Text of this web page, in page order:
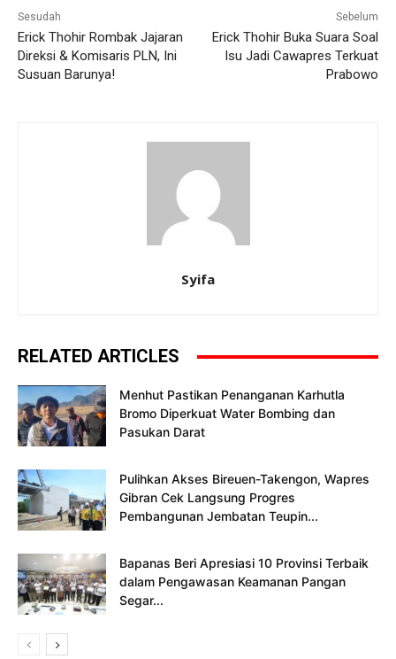
Sesudah
Erick Thohir Rombak Jajaran
Direksi & Komisaris PLN, Ini
Susuan Barunya!
Sebelum
Erick Thohir Buka Suara Soal
Isu Jadi Cawapres Terkuat
Prabowo
Syifa
RELATED ARTICLES
Menhut Pastikan Penanganan Karhutla
Bromo Diperkuat Water Bombing dan
Pasukan Darat
Pulihkan Akses Bireuen-Takengon, Wapres
Gibran Cek Langsung Progres
Pembangunan Jembatan Teupin...
Bapanas Beri Apresiasi 10 Provinsi Terbaik
dalam Pengawasan Keamanan Pangan
Segar...